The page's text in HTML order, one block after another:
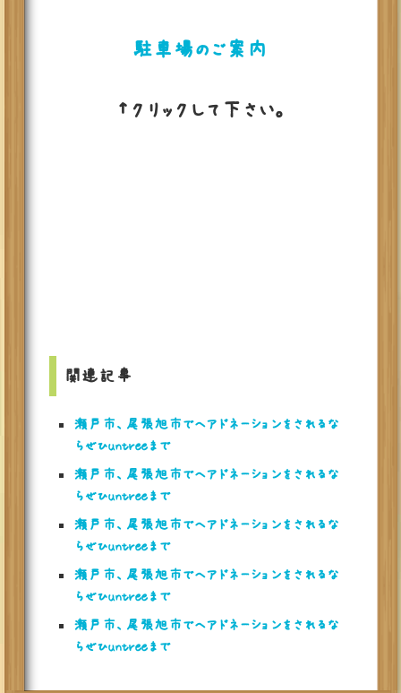
駐車場のご案内
↑クリックして下さい。
関連記事
瀬戸市、尾張旭市でヘアドネーションをされるな
らぜひuntreeまで
瀬戸市、尾張旭市でヘアドネーションをされるな
らぜひuntreeまで
瀬戸市、尾張旭市でヘアドネーションをされるな
らぜひuntreeまで
瀬戸市、尾張旭市でヘアドネーションをされるな
らぜひuntreeまで
瀬戸市、尾張旭市でヘアドネーションをされるな
らぜひuntreeまで